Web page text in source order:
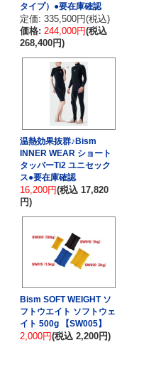
タイプ）●要在庫確認
定価: 335,500円(税込)
価格: 244,000円(税込
268,400円)
温熱効果抜群♪Bism
INNER WEAR ショート
タッパーTi2 ユニセック
ス●要在庫確認
16,200円(税込 17,820
円)
Bism SOFT WEIGHT ソ
フトウエイト ソフトウェ
イト 500g 【SW005】
2,000円(税込 2,200円)